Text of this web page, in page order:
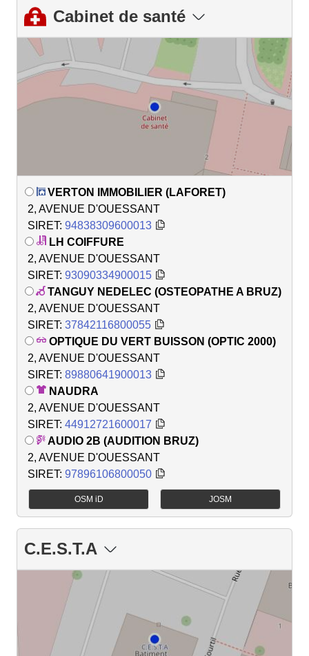
Cabinet de santé
VERTON IMMOBILIER (LAFORET)
2, AVENUE D'OUESSANT
SIRET: 94838309600013
LH COIFFURE
2, AVENUE D'OUESSANT
SIRET: 93090334900015
TANGUY NEDELEC (OSTEOPATHE A BRUZ)
2, AVENUE D'OUESSANT
SIRET: 37842116800055
OPTIQUE DU VERT BUISSON (OPTIC 2000)
2, AVENUE D'OUESSANT
SIRET: 89880641900013
NAUDRA
2, AVENUE D'OUESSANT
SIRET: 44912721600017
AUDIO 2B (AUDITION BRUZ)
2, AVENUE D'OUESSANT
SIRET: 97896106800050
OSM iD JOSM
C.E.S.T.A